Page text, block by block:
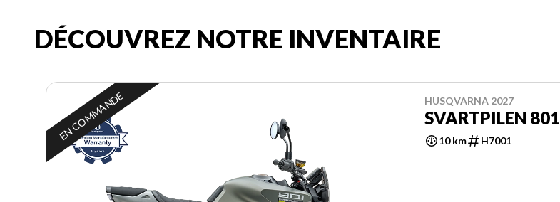
DÉCOUVREZ NOTRE INVENTAIRE
EN COMMANDE HUSQVARNA 2027
SVARTPILEN 801
10 km H7001